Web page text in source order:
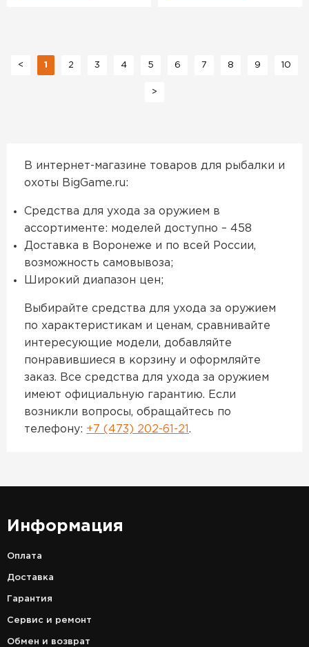
< 1 2 3 4 5 6 7 8 9 10
>
В интернет-магазине товаров для рыбалки и
охоты BigGame.ru:
Средства для ухода за оружием в
ассортименте: моделей доступно – 458
Доставка в Воронеже и по всей России,
возможность самовывоза;
Широкий диапазон цен;
Выбирайте средства для ухода за оружием
по характеристикам и ценам, сравнивайте
интересующие модели, добавляйте
понравившиеся в корзину и оформляйте
заказ. Все средства для ухода за оружием
имеют официальную гарантию. Если
возникли вопросы, обращайтесь по
телефону: +7 (473) 202-61-21 .
Информация
Оплата
Доставка
Гарантия
Сервис и ремонт
Обмен и возврат